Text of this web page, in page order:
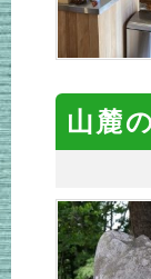
山麓